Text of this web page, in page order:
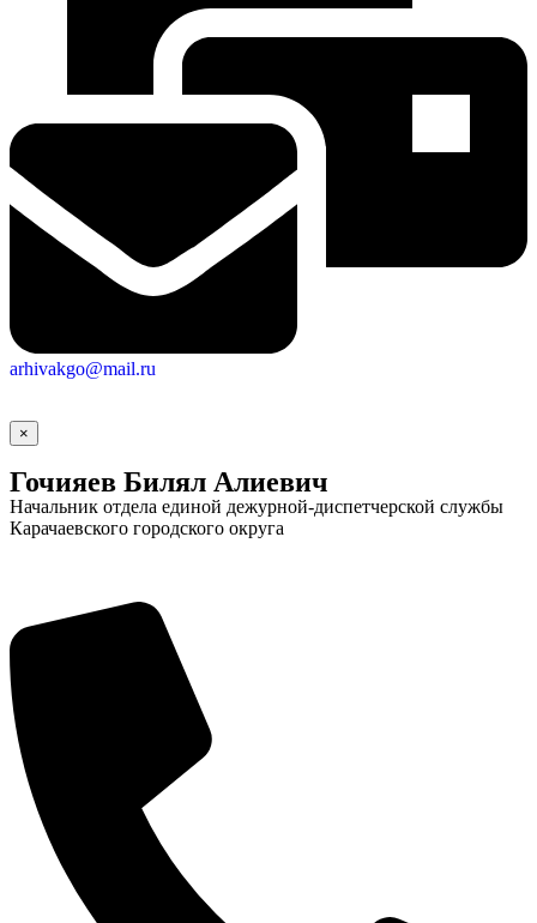
arhivakgo@mail.ru
×
Гочияев Билял Алиевич
Начальник отдела единой дежурной-диспетчерской службы
Карачаевского городского округа